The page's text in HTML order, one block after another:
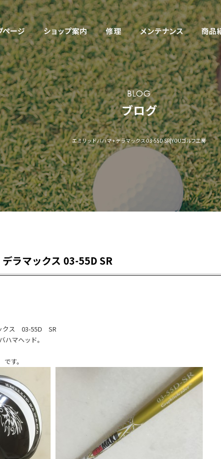
エミリッドバハマ + デラマックス 03-55D SR|YOUゴルフ工房
ラマックス 03-55D SR
ス 03-55D SR
マヘッド。
す。